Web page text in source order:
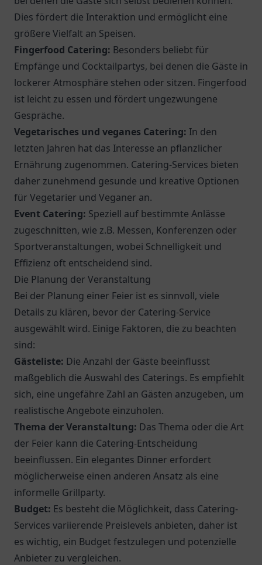
Dies fördert die Interaktion und ermöglicht eine
größere Vielfalt an Speisen.
Fingerfood Catering: Besonders beliebt für
Empfänge und Cocktailpartys, bei denen die Gäste in
lockerer Atmosphäre stehen oder sitzen. Fingerfood
ist leicht zu essen und fördert ungezwungene
Gespräche.
Vegetarisches und veganes Catering: In den
letzten Jahren hat das Interesse an pflanzlicher
Ernährung zugenommen. Catering-Services bieten
daher zunehmend gesunde und kreative Optionen
für Vegetarier und Veganer an.
Event Catering: Speziell auf bestimmte Anlässe
zugeschnitten, wie z.B. Messen, Konferenzen oder
Sportveranstaltungen, wobei Schnelligkeit und
Effizienz oft entscheidend sind.
Die Planung der Veranstaltung
Bei der Planung einer Feier ist es sinnvoll, viele
Details zu klären, bevor der Catering-Service
ausgewählt wird. Einige Faktoren, die zu beachten
sind:
Gästeliste: Die Anzahl der Gäste beeinflusst
maßgeblich die Auswahl des Caterings. Es empfiehlt
sich, eine ungefähre Zahl an Gästen anzugeben, um
realistische Angebote einzuholen.
Thema der Veranstaltung: Das Thema oder die Art
der Feier kann die Catering-Entscheidung
beeinflussen. Ein elegantes Dinner erfordert
möglicherweise einen anderen Ansatz als eine
informelle Grillparty.
Budget: Es besteht die Möglichkeit, dass Catering-
Services variierende Preislevels anbieten, daher ist
es wichtig, ein Budget festzulegen und potenzielle
Anbieter zu vergleichen.